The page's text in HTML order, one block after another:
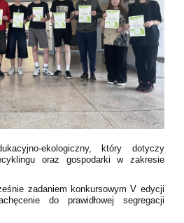
ekologiczny, który dotyczy
oraz gospodarki w zakresie
zadaniem konkursowym V edycji
do prawidłowej segregacji